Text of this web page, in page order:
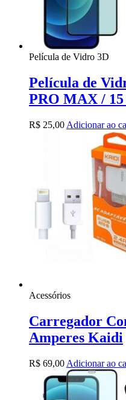
Película de Vidro 3D
Película de
PRO MAX /
R$ 25,00 Adicionar ao
Acessórios
Carregador
Amperes Kaidi
R$ 69,00 Adicionar ao